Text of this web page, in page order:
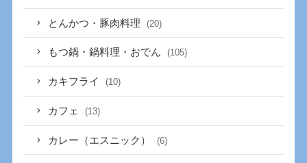
とんかつ・豚肉料理 (20)
もつ鍋・鍋料理・おでん (105)
カキフライ (10)
カフェ (13)
カレー（エスニック） (6)